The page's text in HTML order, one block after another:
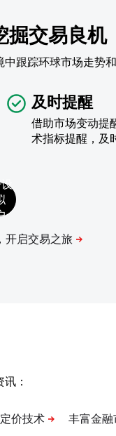
掘交易良机
跟踪环球市场走势
及时提醒
借助市场变动提
术指标提醒，及
：